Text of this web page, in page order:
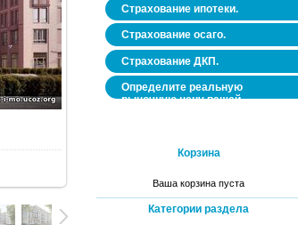
Страхование ипотеки.
Страхование осаго.
Страхование ДКП.
Определите реальную
рыночную цену вашей
Корзина
Ваша корзина пуста
Категории раздела